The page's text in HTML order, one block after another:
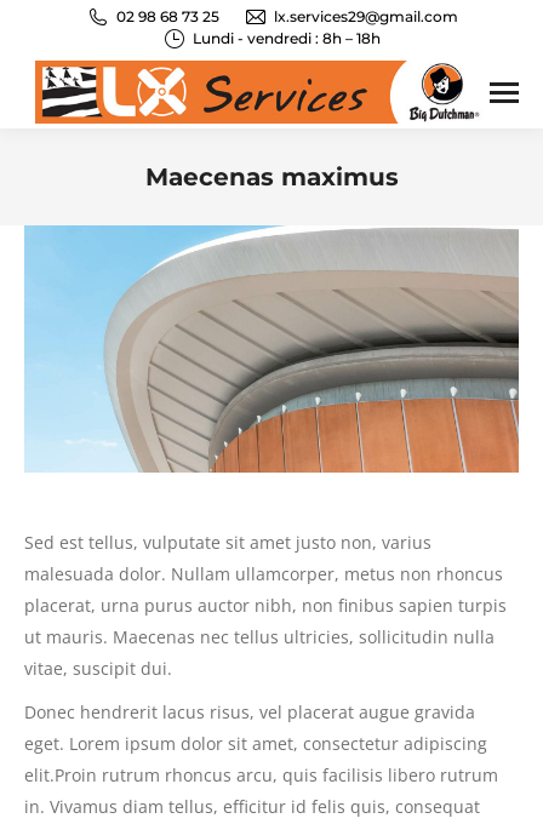
02 98 68 73 25
lx.services29@gmail.com
Lundi - vendredi : 8h – 18h
Maecenas maximus
Sed est tellus, vulputate sit amet justo non, varius
malesuada dolor. Nullam ullamcorper, metus non rhoncus
placerat, urna purus auctor nibh, non finibus sapien turpis
ut mauris. Maecenas nec tellus ultricies, sollicitudin nulla
vitae, suscipit dui.
Donec hendrerit lacus risus, vel placerat augue gravida
eget. Lorem ipsum dolor sit amet, consectetur adipiscing
elit.Proin rutrum rhoncus arcu, quis facilisis libero rutrum
in. Vivamus diam tellus, efficitur id felis quis, consequat